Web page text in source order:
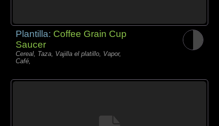
Plantilla: Coffee Grain Cup
Saucer
Cereal, Taza, Vajilla el platillo, Vapor,
Café,